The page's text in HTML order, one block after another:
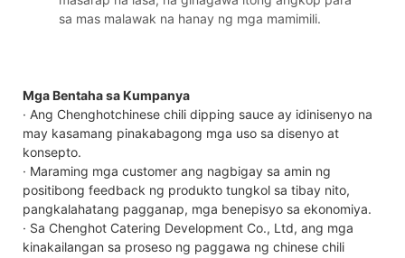
sa mas malawak na hanay ng mga mamimili.
Mga Bentaha sa Kumpanya
· Ang Chenghotchinese chili dipping sauce ay idinisenyo na
may kasamang pinakabagong mga uso sa disenyo at
konsepto.
· Maraming mga customer ang nagbigay sa amin ng
positibong feedback ng produkto tungkol sa tibay nito,
pangkalahatang pagganap, mga benepisyo sa ekonomiya.
· Sa Chenghot Catering Development Co., Ltd, ang mga
kinakailangan sa proseso ng paggawa ng chinese chili